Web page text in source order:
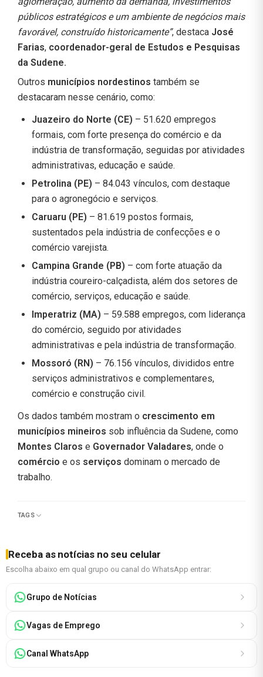
públicos estratégicos e um ambiente de negócios mais
favorável, construído historicamente”, destaca José
Farias, coordenador-geral de Estudos e Pesquisas
da Sudene.
Outros municípios nordestinos também se
destacaram nesse cenário, como:
Juazeiro do Norte (CE) – 51.620 empregos
formais, com forte presença do comércio e da
indústria de transformação, seguidas por atividades
administrativas, educação e saúde.
Petrolina (PE) – 84.043 vínculos, com destaque
para o agronegócio e serviços.
Caruaru (PE) – 81.619 postos formais,
sustentados pela indústria de confecções e o
comércio varejista.
Campina Grande (PB) – com forte atuação da
indústria coureiro-calçadista, além dos setores de
comércio, serviços, educação e saúde.
Imperatriz (MA) – 59.588 empregos, com liderança
do comércio, seguido por atividades
administrativas e pela indústria de transformação.
Mossoró (RN) – 76.156 vínculos, divididos entre
serviços administrativos e complementares,
comércio e construção civil.
Os dados também mostram o crescimento em
municípios mineiros sob influência da Sudene, como
Montes Claros e Governador Valadares, onde o
comércio e os serviços dominam o mercado de
trabalho.
TAGS
Receba as notícias no seu celular
Escolha abaixo em qual grupo ou canal do WhatsApp entrar:
Grupo de Notícias
Vagas de Emprego
Canal WhatsApp